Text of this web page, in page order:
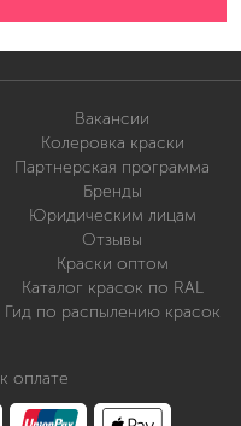
Вакансии
Колеровка краски
Партнерская программа
Бренды
Юридическим лицам
Отзывы
Краски оптом
Каталог красок по RAL
Гид по распылению красок
оплате